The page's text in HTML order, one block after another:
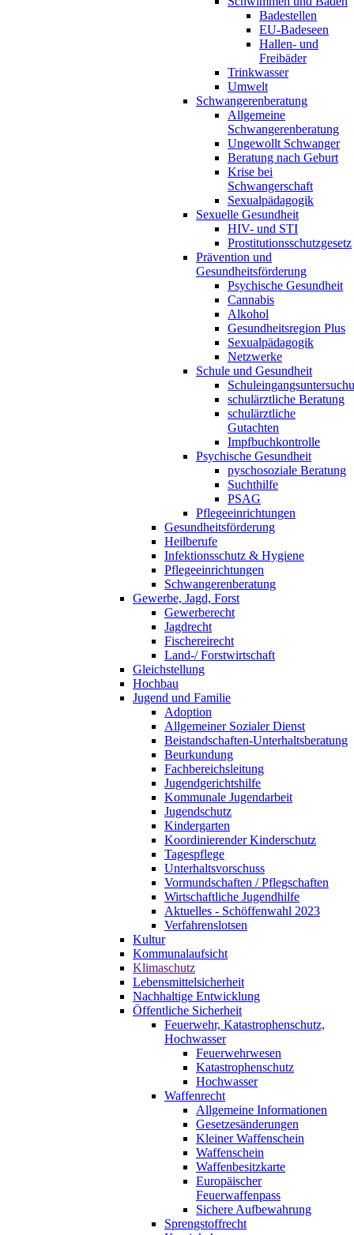
Badestellen
EU-Badeseen
Hallen- und
Freibäder
Trinkwasser
Umwelt
Schwangerenberatung
Allgemeine
Schwangerenberatung
Ungewollt Schwanger
Beratung nach Geburt
Krise bei
Schwangerschaft
Sexualpädagogik
Sexuelle Gesundheit
HIV- und STI
Prostitutionsschutzgesetz
Prävention und
Gesundheitsförderung
Psychische Gesundheit
Cannabis
Alkohol
Gesundheitsregion Plus
Sexualpädagogik
Netzwerke
Schule und Gesundheit
schulärztliche Beratung
schulärztliche
Gutachten
Impfbuchkontrolle
Psychische Gesundheit
pyschosoziale Beratung
Suchthilfe
PSAG
Pflegeeinrichtungen
Gesundheitsförderung
Heilberufe
Infektionsschutz & Hygiene
Pflegeeinrichtungen
Schwangerenberatung
Gewerbe, Jagd, Forst
Gewerberecht
Jagdrecht
Fischereirecht
Land-/ Forstwirtschaft
Gleichstellung
Hochbau
Jugend und Familie
Adoption
Allgemeiner Sozialer Dienst
Beistandschaften-Unterhaltsberatung
Beurkundung
Fachbereichsleitung
Jugendgerichtshilfe
Kommunale Jugendarbeit
Jugendschutz
Kindergarten
Koordinierender Kinderschutz
Tagespflege
Unterhaltsvorschuss
Vormundschaften / Pflegschaften
Wirtschaftliche Jugendhilfe
Aktuelles - Schöffenwahl 2023
Verfahrenslotsen
Kultur
Kommunalaufsicht
Klimaschutz
Lebensmittelsicherheit
Nachhaltige Entwicklung
Öffentliche Sicherheit
Feuerwehr, Katastrophenschutz,
Hochwasser
Feuerwehrwesen
Katastrophenschutz
Hochwasser
Waffenrecht
Allgemeine Informationen
Gesetzesänderungen
Kleiner Waffenschein
Waffenschein
Waffenbesitzkarte
Europäischer
Feuerwaffenpass
Sichere Aufbewahrung
Sprengstoffrecht